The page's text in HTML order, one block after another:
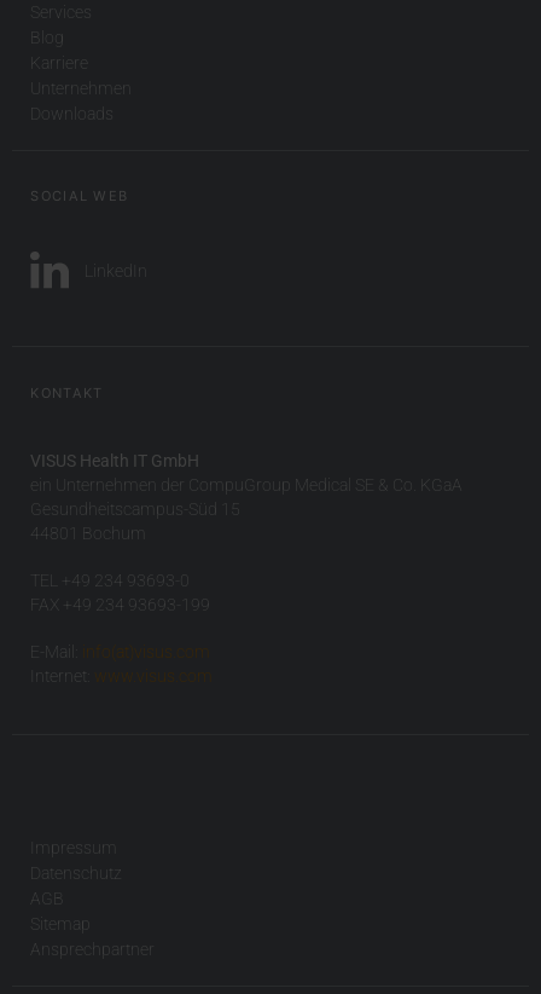
Services
Blog
Karriere
Unternehmen
Downloads
SOCIAL WEB
LinkedIn
KONTAKT
VISUS Health IT GmbH
ein Unternehmen der CompuGroup Medical SE & Co. KGaA
Gesundheitscampus-Süd 15
44801 Bochum
TEL +49 234 93693-0
FAX +49 234 93693-199
E-Mail:
info(at)visus.com
Internet:
www.visus.com
Impressum
Datenschutz
AGB
Sitemap
Ansprechpartner